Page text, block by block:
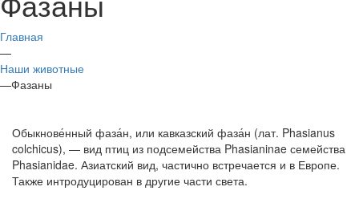
Главная
—
Наши животные
—Фазаны
Обыкнове́нный фаза́н, или кавказский фаза́н (лат. Phasianus
colchicus), — вид птиц из подсемейства Phasianinae семейства
Phasianidae. Азиатский вид, частично встречается и в Европе.
Также интродуцирован в другие части света.